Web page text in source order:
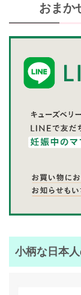
おまか
小柄な日本